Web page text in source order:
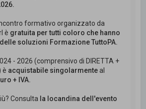
formativo organizzato da
è gratuita per tutti coloro che hanno
soluzioni Formazione TuttoPA.
- 2026 (comprensivo di DIRETTA +
è acquistabile singolarmente al
+ IVA.
Consulta la locandina dell'evento